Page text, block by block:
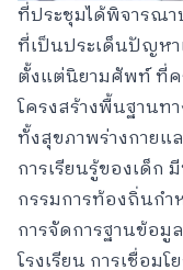
ที่ประชุมได้พิจารณ
ที่เป็นประเด็นปัญหา
ตั้งแต่นิยามศัพท์ ที่
โครงสร้างพื้นฐานท
ทั้งสุขภาพร่างกาย
การเรียนรู้ของเด็ก
กรรมการท้องถิ่นก
การจัดการฐานข้อมู
โรงเรียน การเชื่อม